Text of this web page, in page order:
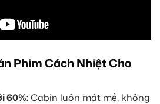
Phim Cách Nhiệt Cho
60%:Cabin luôn mát mẻ, không